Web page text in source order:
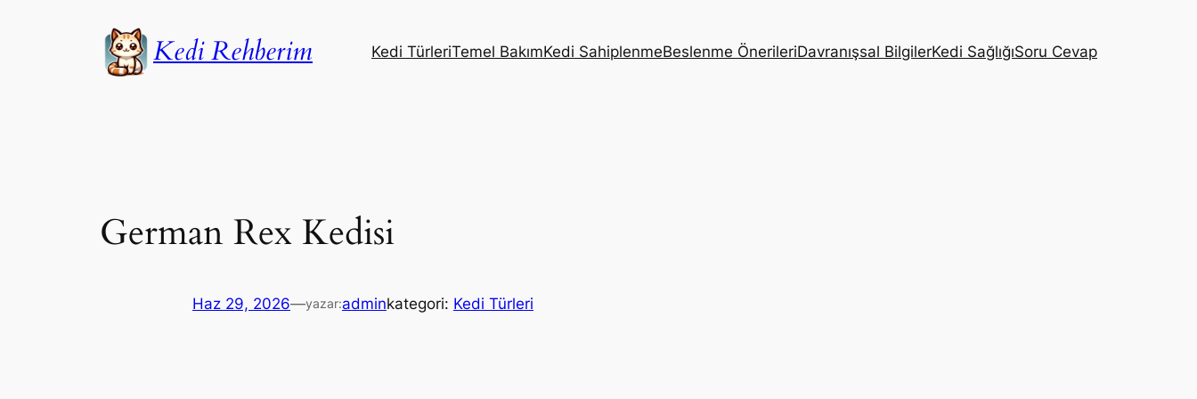
Kedi Rehberim Kedi TürleriTemel BakımKedi SahiplenmeBeslenme ÖnerileriDavranışsal BilgilerKedi SağlığıSoru Cevap
German Rex Kedisi
Haz 29, 2026—yazar:adminkategori: Kedi Türleri